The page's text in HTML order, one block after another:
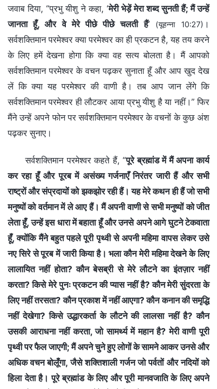
जवाब दिया, “प्रभु यीशु ने कहा, ‘मेरी भेड़ें मेरा शब्द सुनती हैं; मैं उन्हें
जानता हूँ, और वे मेरे पीछे पीछे चलती हैं’ (यूहन्ना 10:27) ।
सर्वशक्तिमान परमेश्वर क्या परमेश्वर का ही प्रकटन है, यह तय करने
के लिए हमें देखना होगा कि क्या वह सत्य बोलता है। मैं आपको
सर्वशक्तिमान परमेश्वर के वचन पढ़कर सुनाता हूँ और आप खुद देख
लें कि क्या यह परमेश्वर की वाणी है। तब आप जान लेंगे कि
सर्वशक्तिमान परमेश्वर ही लौटकर आया प्रभु यीशु है या नहीं।” फिर
मैंने उन्हें अपने फोन पर सर्वशक्तिमान परमेश्वर के वचनों के कुछ अंश
पढ़कर सुनाए।
सर्वशक्तिमान परमेश्वर कहते हैं, “पूरे ब्रह्मांड में मैं अपना कार्य
कर रहा हूँ और पूरब में असंख्य गर्जनाएँ निरंतर जारी हैं और सभी
राष्ट्रों और संप्रदायों को झकझोर रही हैं। यह मेरे कथन ही हैं जो सभी
मनुष्यों को वर्तमान में ले आए हैं। मैं अपनी वाणी से सभी मनुष्यों को जीत
लेता हूँ, उन्हें इस धारा में बहाता हूँ और उनसे अपने आगे घुटने टेकवाता
हूँ, क्योंकि मैंने बहुत पहले पूरी पृथ्वी से अपनी महिमा वापस लेकर उसे
नए सिरे से पूरब में जारी किया है। भला कौन मेरी महिमा देखने के लिए
लालायित नहीं होता? कौन बेसब्री से मेरे लौटने का इंतज़ार नहीं
करता? किसे मेरे पुनः प्रकटन की प्यास नहीं है? कौन मेरी सुंदरता के
लिए नहीं तरसता? कौन प्रकाश में नहीं आएगा? कौन कनान की समृद्धि
नहीं देखेगा? किसे उद्धारकर्ता के लौटने की लालसा नहीं है? कौन
उसकी आराधना नहीं करता, जो सामर्थ्य में महान है? मेरी वाणी पूरी
पृथ्वी पर फैल जाएगी; मैं अपने चुने हुए लोगों के सामने आकर उनसे और
अधिक वचन बोलूँगा, जैसे शक्तिशाली गर्जन जो पर्वतों और नदियों को
हिला देता है। पूरे ब्रह्मांड के लिए और पूरी मानवजाति के लिए अपने